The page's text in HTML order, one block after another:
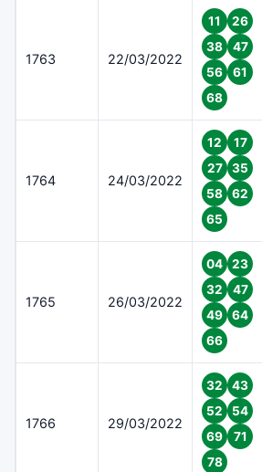
1763 22/03/2022
11
26
38
47
56
61
68
1764 24/03/2022
12
17
27
35
58
62
65
1765 26/03/2022
04
23
32
47
49
64
66
1766 29/03/2022
32
43
52
54
69
71
78